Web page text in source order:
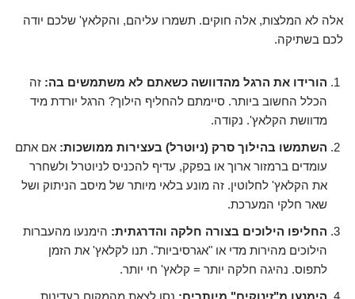
אלה לא המלצות, אלה חוקים. תשמרו עליהם, והקלאץ' שלכם יודה
לכם בשתיקה.
הורידו את הרגל מהדוושה כשאתם לא משתמשים בה: זה
הכלל החשוב ביותר. סיימתם להחליף הילוך? הרגל יורדת מיד
מדוושת הקלאץ'. נקודה.
השתמשו בהילוך סרק (ניוטרל) בעצירות ממושכות: אם אתם
עומדים ברמזור ארוך או בפקק, עדיף להכניס לניוטרל ולשחרר
את הקלאץ' לחלוטין. זה מונע בלאי מיותר של מיסב הניתוק ושל
שאר חלקי המערכת.
החליפו הילוכים בצורה חלקה והדרגתית: הימנעו מהעברות
הילוכים מהירות מדי או "אגרסיביות". תנו לקלאץ' את הזמן
לתפוס. נהיגה חלקה יותר = קלאץ' חי יותר.
הימנעו מ"זינוקים" מיותרים: נסו לצאת מהמקום בעדינות,